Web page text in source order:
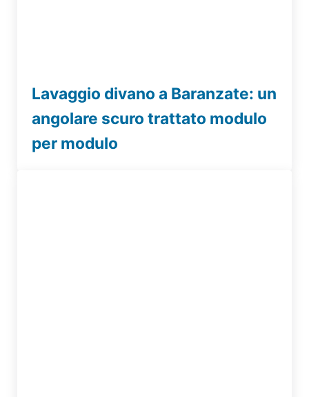
Lavaggio divano a Baranzate: un
angolare scuro trattato modulo
per modulo